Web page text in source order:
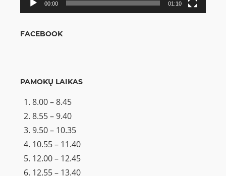
00:00 01:10
FACEBOOK
PAMOKŲ LAIKAS
8.00 – 8.45
8.55 – 9.40
9.50 – 10.35
10.55 – 11.40
12.00 – 12.45
12.55 – 13.40